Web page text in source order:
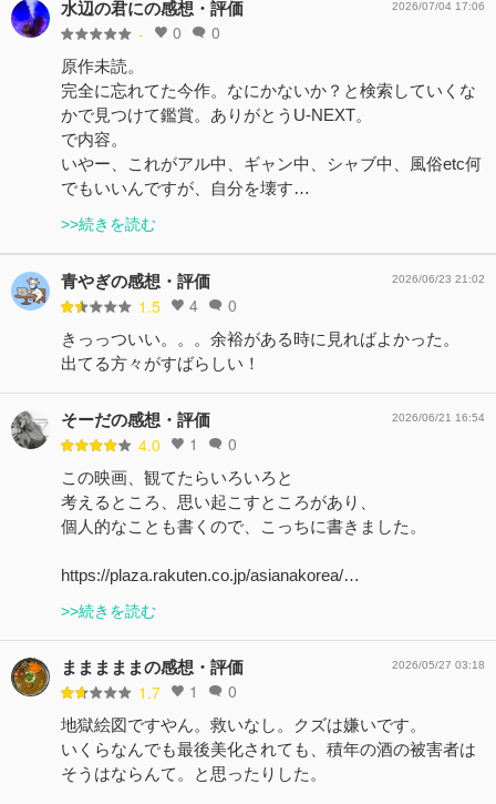
水辺の君にの感想・評価
- 0 0
2026/07/04 17:06
原作未読。
完全に忘れてた今作。なにかないか？と検索していくな
かで見つけて鑑賞。ありがとうU-NEXT。
で内容。
いやー、これがアル中、ギャン中、シャブ中、風俗etc何
でもいいんですが、自分を壊す…
>>続きを読む
青やぎの感想・評価
1.5 4 0
2026/06/23 21:02
きっっついい。。。余裕がある時に見ればよかった。
出てる方々がすばらしい！
そーだの感想・評価
4.0 1 0
2026/06/21 16:54
この映画、観てたらいろいろと
考えるところ、思い起こすところがあり、
個人的なことも書くので、こっちに書きました。
https://plaza.rakuten.co.jp/asianakorea/…
>>続きを読む
まままままの感想・評価
1.7 1 0
2026/05/27 03:18
地獄絵図ですやん。救いなし。クズは嫌いです。
いくらなんでも最後美化されても、積年の酒の被害者は
そうはならんて。と思ったりした。